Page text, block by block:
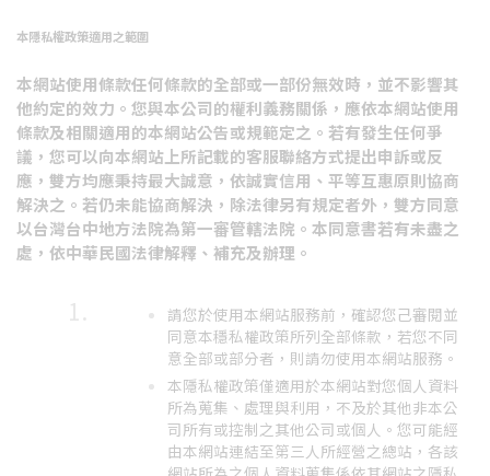
本隱私權政策適用之範圍
本網站使用條款任何條款的全部或一部份無效時，並不影響其
他約定的效力。您與本公司的權利義務關係，應依本網站使用
條款及相關適用的本網站公告或規範定之。若有發生任何爭
議，您可以向本網站上所記載的客服聯絡方式提出申訴或反
應，雙方均應秉持最大誠意，依誠實信用、平等互惠原則協商
解決之。若仍未能協商解決，除法律另有規定者外，雙方同意
以台灣台中地方法院為第一審管轄法院。本同意書若有未盡之
處，依中華民國法律解釋、補充及辦理。
請您於使用本網站服務前，確認您己審閱並
同意本穩私權政策所列全部條款，若您不同
意全部或部分者，則請勿使用本網站服務。
本隱私權政策僅適用於本網站對您個人資料
所為蒐集、處理與利用，不及於其他非本公
司所有或控制之其他公司或個人。您可能經
由本網站連結至第三人所經營之總站，各該